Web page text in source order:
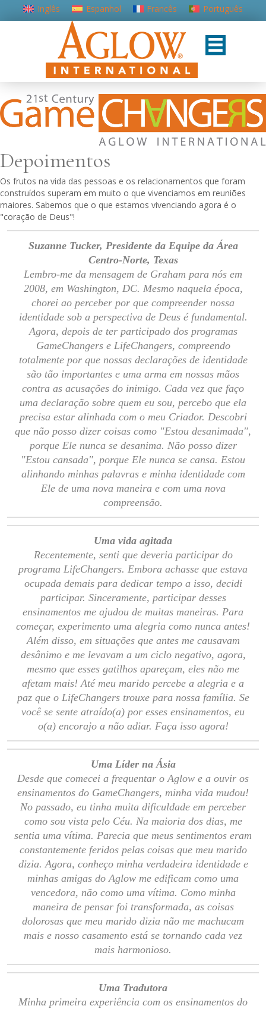
Inglês Espanhol Francês Português
Depoimentos
Os frutos na vida das pessoas e os relacionamentos que foram
construídos superam em muito o que vivenciamos em reuniões
maiores. Sabemos que o que estamos vivenciando agora é o
"coração de Deus"!
Suzanne Tucker, Presidente da Equipe da Área
Centro-Norte, Texas
Lembro-me da mensagem de Graham para nós em
2008, em Washington, DC. Mesmo naquela época,
chorei ao perceber por que compreender nossa
identidade sob a perspectiva de Deus é fundamental.
Agora, depois de ter participado dos programas
GameChangers e LifeChangers, compreendo
totalmente por que nossas declarações de identidade
são tão importantes e uma arma em nossas mãos
contra as acusações do inimigo. Cada vez que faço
uma declaração sobre quem eu sou, percebo que ela
precisa estar alinhada com o meu Criador. Descobri
que não posso dizer coisas como "Estou desanimada",
porque Ele nunca se desanima. Não posso dizer
"Estou cansada", porque Ele nunca se cansa. Estou
alinhando minhas palavras e minha identidade com
Ele de uma nova maneira e com uma nova
compreensão.
Uma vida agitada
Recentemente, senti que deveria participar do
programa LifeChangers. Embora achasse que estava
ocupada demais para dedicar tempo a isso, decidi
participar. Sinceramente, participar desses
ensinamentos me ajudou de muitas maneiras. Para
começar, experimento uma alegria como nunca antes!
Além disso, em situações que antes me causavam
desânimo e me levavam a um ciclo negativo, agora,
mesmo que esses gatilhos apareçam, eles não me
afetam mais! Até meu marido percebe a alegria e a
paz que o LifeChangers trouxe para nossa família. Se
você se sente atraído(a) por esses ensinamentos, eu
o(a) encorajo a não adiar. Faça isso agora!
Uma Líder na Ásia
Desde que comecei a frequentar o Aglow e a ouvir os
ensinamentos do GameChangers, minha vida mudou!
No passado, eu tinha muita dificuldade em perceber
como sou vista pelo Céu. Na maioria dos dias, me
sentia uma vítima. Parecia que meus sentimentos eram
constantemente feridos pelas coisas que meu marido
dizia. Agora, conheço minha verdadeira identidade e
minhas amigas do Aglow me edificam como uma
vencedora, não como uma vítima. Como minha
maneira de pensar foi transformada, as coisas
dolorosas que meu marido dizia não me machucam
mais e nosso casamento está se tornando cada vez
mais harmonioso.
Uma Tradutora
Minha primeira experiência com os ensinamentos do